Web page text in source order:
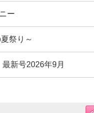
ー
祭り～
新号2026年9月